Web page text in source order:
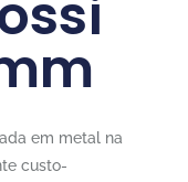
em metal na
custo-